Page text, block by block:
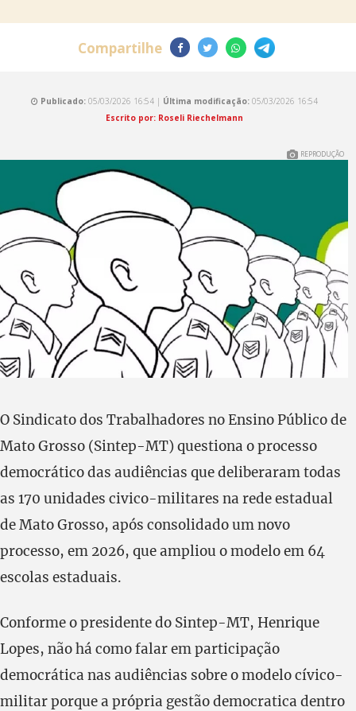
Compartilhe
Publicado: 05/03/2026 16:54 | Última modificação: 05/03/2026 16:54
Escrito por: Roseli Riechelmann
REPRODUÇÃO
O Sindicato dos Trabalhadores no Ensino Público de
Mato Grosso (Sintep-MT) questiona o processo
democrático das audiências que deliberaram todas
as 170 unidades civico-militares na rede estadual
de Mato Grosso, após consolidado um novo
processo, em 2026, que ampliou o modelo em 64
escolas estaduais.
Conforme o presidente do Sintep-MT, Henrique
Lopes, não há como falar em participação
democrática nas audiências sobre o modelo cívico-
militar porque a própria gestão democratica dentro